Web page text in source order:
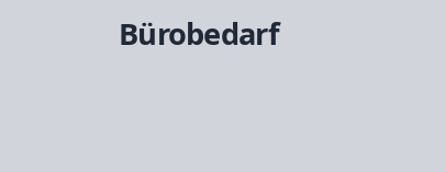
Bürobedarf